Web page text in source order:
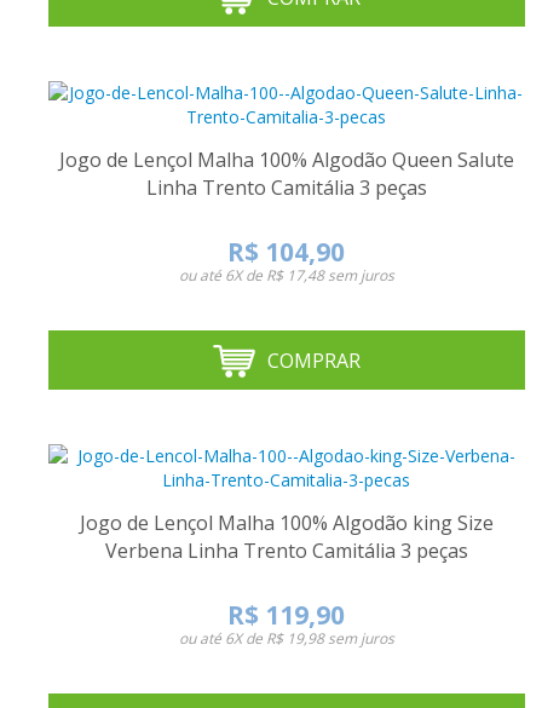
Jogo de Lençol Malha 100% Algodão Queen Salute
Linha Trento Camitália 3 peças
R$ 104,90
ou até6X de R$ 17,48sem juros
COMPRAR
Jogo de Lençol Malha 100% Algodão king Size
Verbena Linha Trento Camitália 3 peças
R$ 119,90
ou até6X de R$ 19,98sem juros